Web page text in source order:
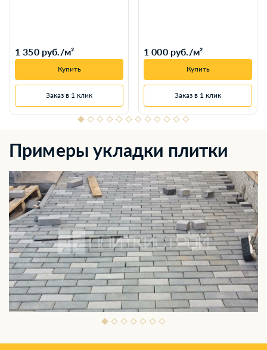
1 350 руб./м²
Купить
Заказ в 1 клик
1 000 руб./м²
Купить
Заказ в 1 клик
Примеры укладки плитки